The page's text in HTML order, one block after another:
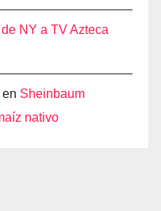
NY a TV Azteca
en Sheinbaum
nativo